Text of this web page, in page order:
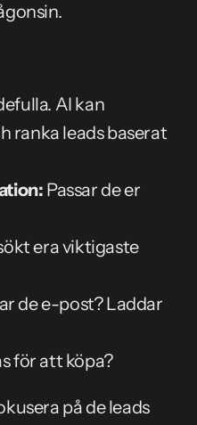
AI kan
ranka leads baserat
Passar de er
era viktigaste
de e-post? Laddar
för att köpa?
på de leads